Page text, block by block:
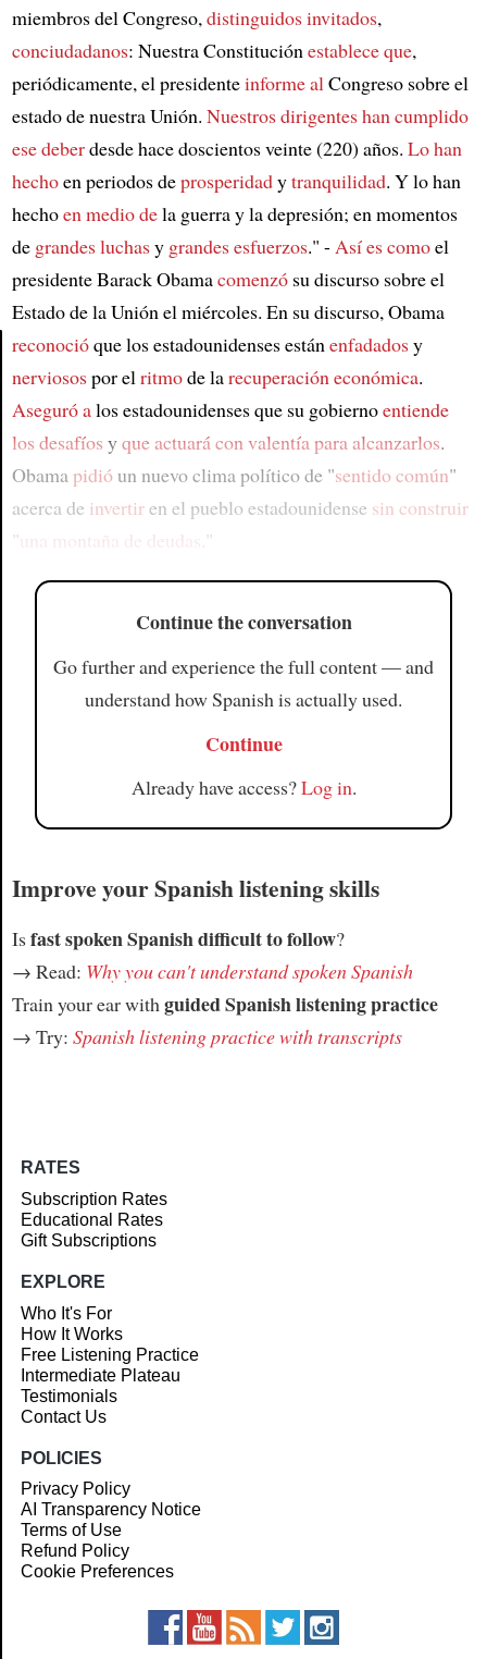
miembros del Congreso,distinguidos invitados,
conciudadanos: Nuestra Constituciónestablece que,
periódicamente, el presidenteinforme alCongreso sobre el
estado de nuestra Unión. Nuestros dirigenteshan cumplido
ese deberdesde hace doscientos veinte (220) años. Lo han
hechoen periodos deprosperidadytranquilidad. Y lo han
hechoen medio dela guerra y la depresión; en momentos
de grandes luchasy grandes esfuerzos." - Así es comoel
presidente Barack Obamacomenzósu discurso sobre el
Estado de la Unión el miércoles. En su discurso, Obama
reconocióque los estadounidenses estánenfadadosy
nerviosospor elritmode larecuperación económica.
Aseguró alos estadounidenses que su gobiernoentiende
los desafíos yque actuarácon valentíapara alcanzarlos.
Obama pidióun nuevo clima político de "sentido común"
acerca de invertiren el pueblo estadounidense sin construir
"una montaña de deudas ."
Continue the conversation
Go further and experience the full content — and
understand how Spanish is actually used.
Continue
Already have access?Log in.
Improve your Spanish listening skills
Isfast spoken Spanish difficult to follow?
→ Read: Why you can't understand spoken Spanish
Train your ear with guided Spanish listening practice
→ Try: Spanish listening practice with transcripts
RATES
Subscription Rates
Educational Rates
Gift Subscriptions
EXPLORE
Who It's For
How It Works
Free Listening Practice
Intermediate Plateau
Testimonials
Contact Us
POLICIES
Privacy Policy
AI Transparency Notice
Terms of Use
Refund Policy
Cookie Preferences